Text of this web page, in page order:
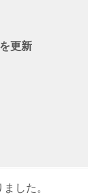
更新
した。